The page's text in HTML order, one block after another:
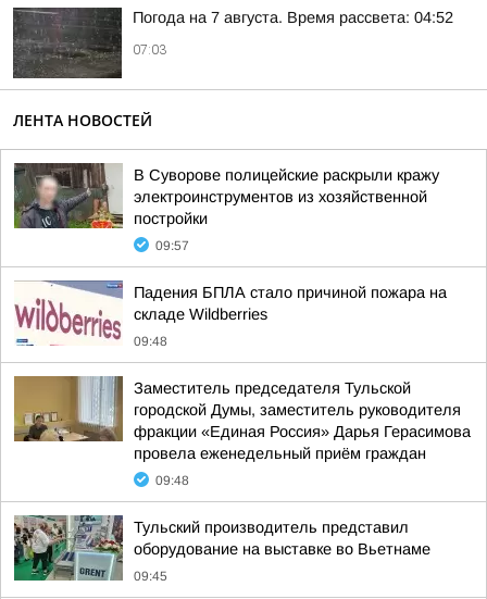
Погода на 7 августа. Время рассвета: 04:52
07:03
ЛЕНТА НОВОСТЕЙ
В Суворове полицейские раскрыли кражу
электроинструментов из хозяйственной
постройки
09:57
Падения БПЛА стало причиной пожара на
складе Wildberries
09:48
Заместитель председателя Тульской
городской Думы, заместитель руководителя
фракции «Единая Россия» Дарья Герасимова
провела еженедельный приём граждан
09:48
Тульский производитель представил
оборудование на выставке во Вьетнаме
09:45